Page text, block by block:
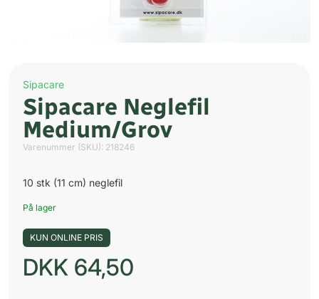
Sipacare
Sipacare Neglefil
Medium/Grov
Varenummer (SKU): 218246
10 stk (11 cm) neglefil
På lager
KUN ONLINE PRIS
DKK 64,50